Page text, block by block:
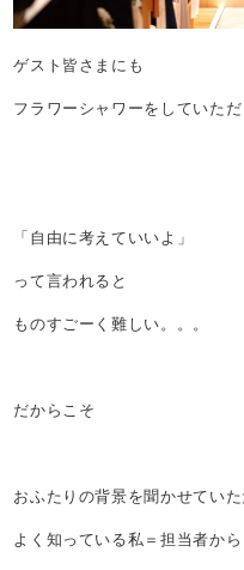
ゲスト皆さまにも
フラワーシャワーをしていた
「自由に考えていいよ」
って言われると
ものすごーく難しい。。。
だからこそ
おふたりの背景を聞かせてい
よく知っている私＝担当者から